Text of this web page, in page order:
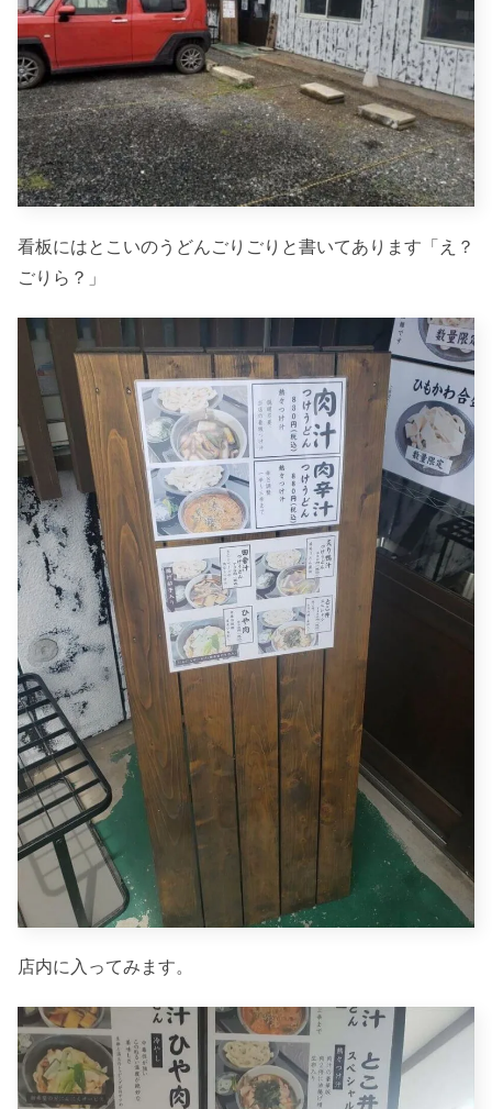
看板にはとこいのうどんごりごりと書いてあります「え？
ごりら？」
店内に入ってみます。